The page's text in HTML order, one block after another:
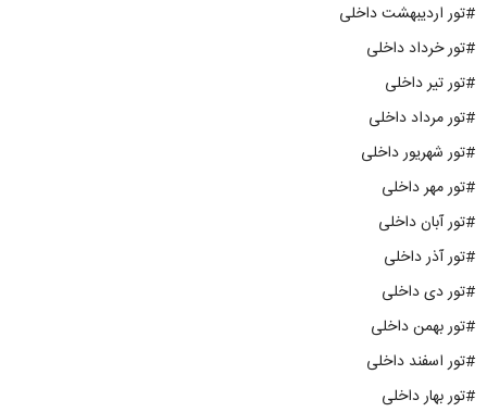
#تور اردیبهشت داخلی
#تور خرداد داخلی
#تور تیر داخلی
#تور مرداد داخلی
#تور شهریور داخلی
#تور مهر داخلی
#تور آبان داخلی
#تور آذر داخلی
#تور دی داخلی
#تور بهمن داخلی
#تور اسفند داخلی
#تور بهار داخلی